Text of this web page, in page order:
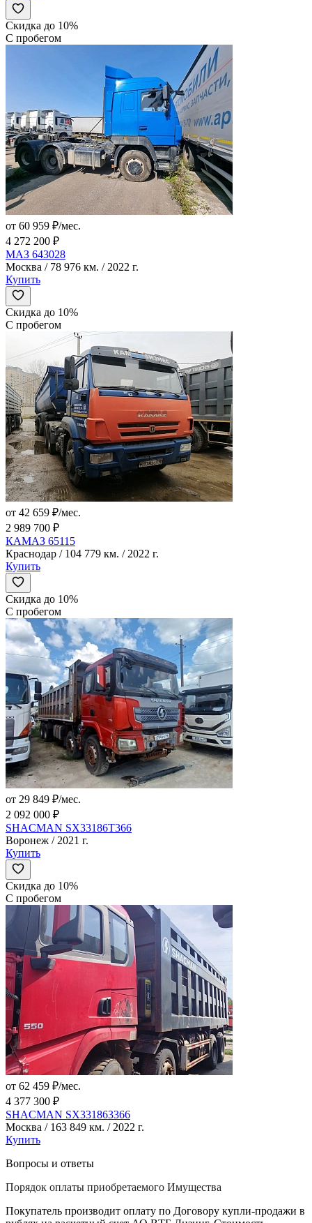
Скидка до 10%
С пробегом
от 60 959 ₽/мес.
4 272 200 ₽
МАЗ 643028
Москва / 78 976 км. / 2022 г.
Купить
Скидка до 10%
С пробегом
от 42 659 ₽/мес.
2 989 700 ₽
КАМАЗ 65115
Краснодар / 104 779 км. / 2022 г.
Купить
Скидка до 10%
С пробегом
от 29 849 ₽/мес.
2 092 000 ₽
SHACMAN SX33186T366
Воронеж / 2021 г.
Купить
Скидка до 10%
С пробегом
от 62 459 ₽/мес.
4 377 300 ₽
SHACMAN SX331863366
Москва / 163 849 км. / 2022 г.
Купить
Вопросы и ответы
Порядок оплаты приобретаемого Имущества
Покупатель производит оплату по Договору купли-продажи в